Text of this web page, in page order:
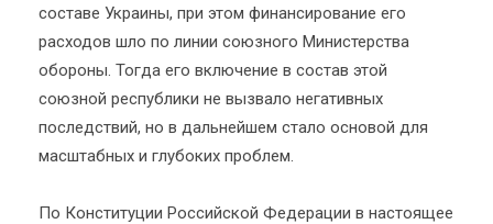
составе Украины, при этом финансирование его
расходов шло по линии союзного Министерства
обороны. Тогда его включение в состав этой
союзной республики не вызвало негативных
последствий, но в дальнейшем стало основой для
масштабных и глубоких проблем.
По Конституции Российской Федерации в настоящее